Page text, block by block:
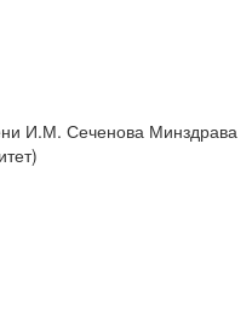
И.М. Сеченова Минздрава